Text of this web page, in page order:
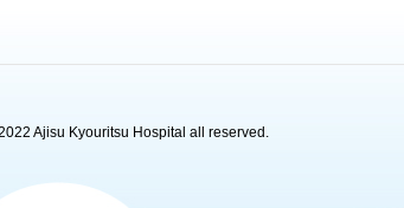
Ajisu Kyouritsu Hospital all reserved.